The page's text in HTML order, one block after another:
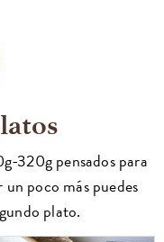
320g pensados para
poco más puedes
plato.